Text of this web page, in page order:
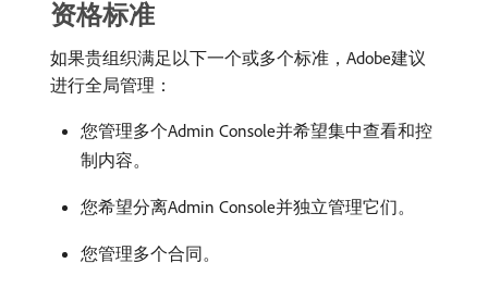
资格标准
如果贵组织满足以下一个或多个标准，Adobe建议
进行全局管理：
您管理多个Admin Console并希望集中查看和控
制内容。
您希望分离Admin Console并独立管理它们。
您管理多个合同。